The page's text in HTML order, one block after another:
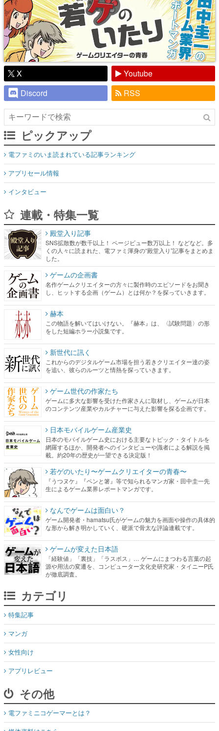
X
Youtube
Discord
RSS
ピックアップ
電ファミのいま読まれている記事ランキング
アプリセール情報
インタビュー
連載・特集一覧
殿堂入り記事
SNS拡散数が数千以上！ ページビュー数万以上！ などなど。多
くの人々に読まれた、電ファミ渾身の“殿堂入り”記事をまとめま
した。
ゲームの企画書
名作ゲームクリエイターの方々に製作時のエピソードをお聞き
し、ヒットする企画（ゲーム）とは何か？を探っていきます。
赫本
この物語を解いてはいけない。『赫本』は、〈試験問題〉の形
をした短編ホラー小説集です。
新世代に訊く
これからのデジタルゲーム市場を担う若きクリエイター達の姿
を追い、彼らのルーツと情熱を探っていきます。
ゲーム世代の作家たち
ゲームに多大な影響を受けた作家さんに取材し、ゲームが日本
のコンテンツ産業やカルチャーに与えた影響を探る企画です。
日本モバイルゲーム産業史
日本のモバイルゲーム史における主要なトピック・タイトルを
網羅するほか、開発者へのインタビューや識者による解説を掲
載。約20年の歴史が一望できる決定版！
若ゲのいたり〜ゲームクリエイターの青春〜
『うつヌケ』『ペンと箸』等で知られるマンガ家・田中圭一先
生によるゲーム業界レポートマンガです。
なんでゲームは面白い？
ゲーム開発者・hamatsu氏がゲームの魅力を画面や操作の具体的
な形から解き明かしていく、硬派で骨太な評論連載です。
ゲームが変えた日本語
「経験値」「裏技」「ラスボス」… ゲームにまつわる言葉の起
源や用法の変遷を、コンピューター文化史研究家・タイニーP氏
が徹底調査。
カテゴリ
特集記事
マンガ
女性向け
アプリレビュー
その他
電ファミニコゲーマーとは？